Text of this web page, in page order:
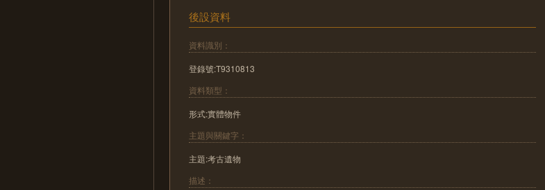
後設資料
資料識別：
登錄號:T9310813
資料類型：
形式:實體物件
主題與關鍵字：
主題:考古遺物
描述：